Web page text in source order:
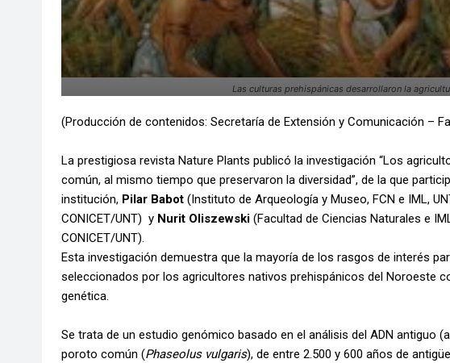
Las culturas prehispánicas desarrollaron la
(Producción de contenidos: Secretaría de Extensión y Comunicación –
La prestigiosa revista Nature Plants publicó la investigación “Los
común, al mismo tiempo que preservaron la diversidad”, de la que
institución, Pilar Babot (Instituto de Arqueología y Museo, FCN e IML,
CONICET/UNT) y Nurit Oliszewski (Facultad de Ciencias Naturales e
CONICET/UNT).
Esta investigación demuestra que la mayoría de los rasgos de interés
seleccionados por los agricultores nativos prehispánicos del Noroeste
genética.
Se trata de un estudio genómico basado en el análisis del ADN antiguo
poroto común (Phaseolus vulgaris), de entre 2.500 y 600 años de